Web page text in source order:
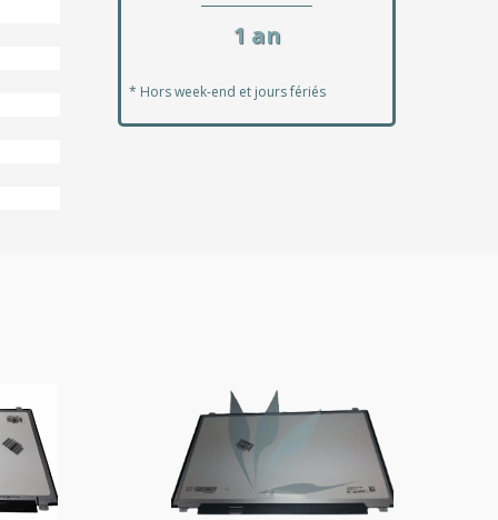
1 an
* Hors week-end et jours fériés